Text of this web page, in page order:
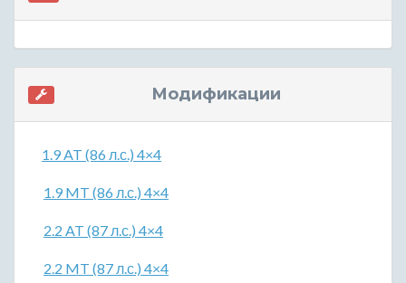
Модификации
1.9 AT (86 л.с.) 4×4
1.9 MT (86 л.с.) 4×4
2.2 AT (87 л.с.) 4×4
2.2 MT (87 л.с.) 4×4